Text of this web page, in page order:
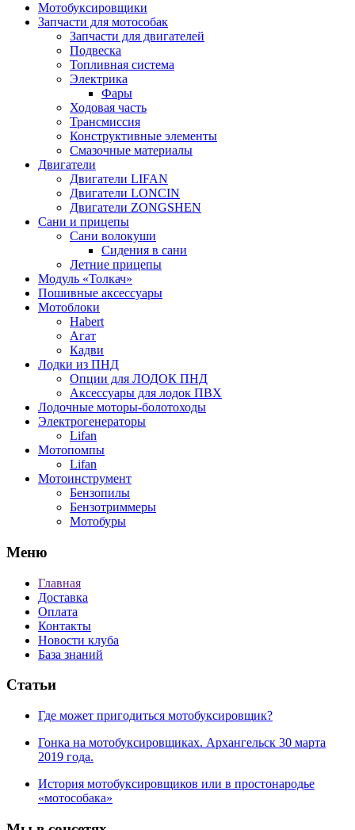
Мотобуксировщики
Запчасти для мотособак
Запчасти для двигателей
Подвеска
Топливная система
Электрика
Фары
Ходовая часть
Трансмиссия
Конструктивные элементы
Смазочные материалы
Двигатели
Двигатели LIFAN
Двигатели LONCIN
Двигатели ZONGSHEN
Сани и прицепы
Сани волокуши
Сидения в сани
Летние прицепы
Модуль «Толкач»
Пошивные аксессуары
Мотоблоки
Habert
Агат
Кадви
Лодки из ПНД
Опции для ЛОДОК ПНД
Аксессуары для лодок ПВХ
Лодочные моторы-болотоходы
Электрогенераторы
Lifan
Мотопомпы
Lifan
Мотоинструмент
Бензопилы
Бензотриммеры
Мотобуры
Меню
Главная
Доставка
Оплата
Контакты
Новости клуба
База знаний
Статьи
Где может пригодиться мотобуксировщик?
Гонка на мотобуксировщиках. Архангельск 30 марта
2019 года.
История мотобуксировщиков или в простонародье
«мотособака»